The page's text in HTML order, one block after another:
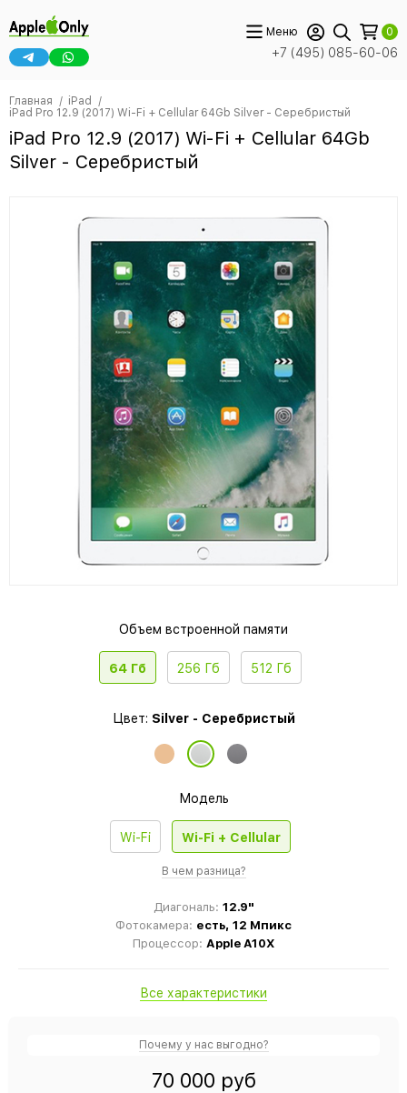
+7 (495) 085-60-06
Меню 0
Главная
iPad
iPad Pro 12.9 (2017) Wi-Fi + Cellular 64Gb Silver - Серебристый
iPad Pro 12.9 (2017) Wi-Fi + Cellular 64Gb
Silver - Серебристый
Объем встроенной памяти
64 Гб 256 Гб 512 Гб
Цвет: Silver - Серебристый
Модель
Wi-Fi Wi-Fi + Cellular
В чем разница?
Диагональ: 12.9"
Фотокамера: есть, 12 Мпикс
Процессор: Apple A10X
Все характеристики
Почему у нас выгодно?
70 000 руб